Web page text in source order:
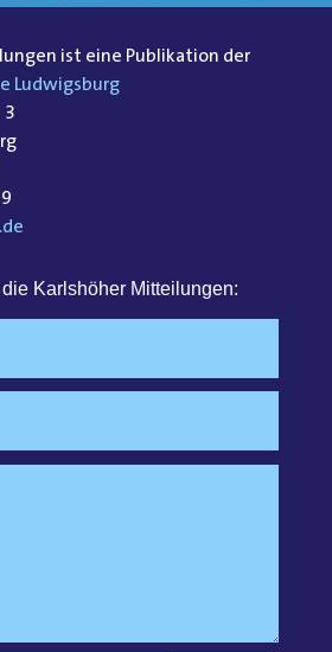
ist eine Publikation der
Ludwigsburg
3
die Karlshöher Mitteilungen: